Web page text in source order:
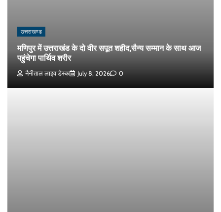
उत्तराखण्ड
मणिपुर में उत्तराखंड के दो वीर सपूत शहीद,सैन्य सम्मान के साथ आज
पहुंचेगा पार्थिव शरीर
नैनीताल लाइव डेस्क July 8, 2026 0